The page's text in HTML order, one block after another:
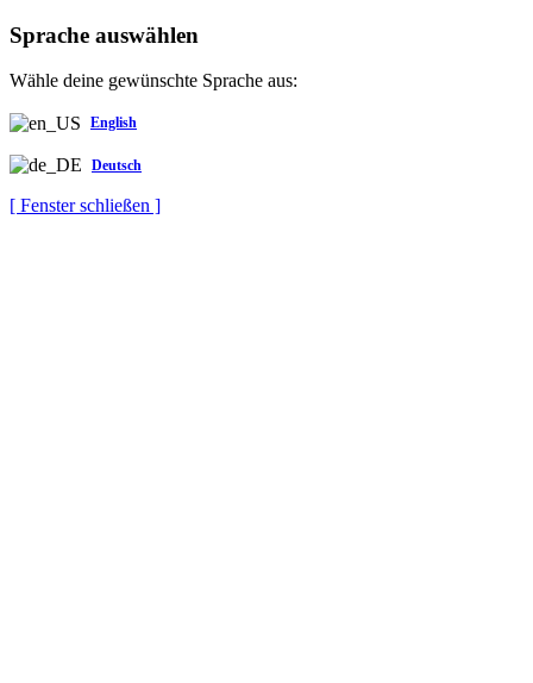
Sprache auswählen
Wähle deine gewünschte Sprache aus:
English
Deutsch
[ Fenster schließen ]